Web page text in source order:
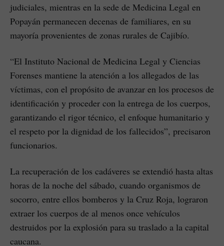
judiciales, mientras en la sede de Medicina Legal en
Popayán permanecen decenas de familiares, en su
mayoría provenientes de zonas rurales de Cajibío.
“El Instituto Nacional de Medicina Legal y Ciencias
Forenses mantiene la atención a los allegados de las
víctimas, con el propósito de avanzar en los procesos de
identificación y proceder con la entrega de los cuerpos,
garantizando el rigor técnico, el enfoque humanitario y
el respeto por la dignidad de los fallecidos”, precisaron
funcionarios.
La recuperación de los cadáveres se extendió hasta altas
horas de la noche del sábado, cuando organismos de
socorro, entre ellos bomberos y la Cruz Roja, lograron
extraer los cuerpos de al menos once vehículos
destruidos por la explosión para su traslado a la capital
caucana.